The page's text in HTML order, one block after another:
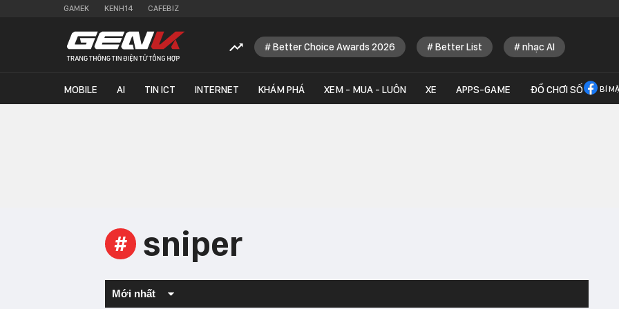
GAMEK KENH14 CAFEBIZ
Better Choice Awards 2026 Better List nhạc AI
MOBILE AI TIN ICT INTERNET KHÁM PHÁ XEM - MUA - LUÔN XE APPS-GAME ĐỒ CHƠI SỐ BÍ
# sniper
Mới nhất